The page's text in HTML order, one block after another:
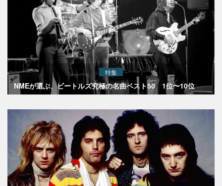
特集
NMEが選ぶ、ビートルズ究極の名曲ベスト50 1位〜10位